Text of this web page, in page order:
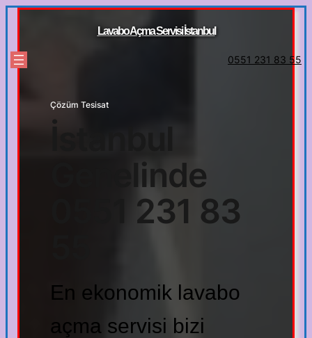
Lavabo Açma Servisi İstanbul
0551 231 83 55
Çözüm Tesisat
Genelinde
0551 231 83
En ekonomik lavabo
açma servisi bizi